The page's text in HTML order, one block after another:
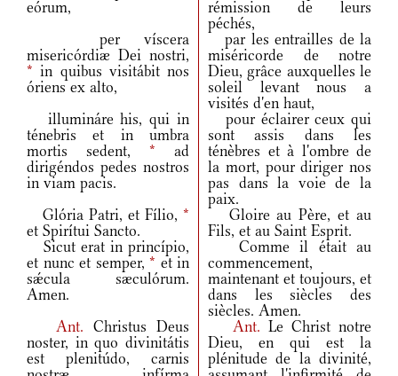
eórum,
rémission de leurs
péchés,
per víscera
misericórdiæ Dei nostri,
* in quibus visitábit nos
óriens ex alto,
par les entrailles de la
miséricorde de notre
Dieu, grâce auxquelles le
soleil levant nous a
visités d'en haut,
illumináre his, qui in
ténebris et in umbra
mortis sedent, * ad
dirigéndos pedes nostros
in viam pacis.
pour éclairer ceux qui
sont assis dans les
ténèbres et à l'ombre de
la mort, pour diriger nos
pas dans la voie de la
paix.
Glória Patri, et Fílio, *
et Spirítui Sancto.
Gloire au Père, et au
Fils, et au Saint Esprit.
Sicut erat in princípio,
et nunc et semper, * et in
sǽcula sæculórum.
Amen.
Comme il était au
commencement,
maintenant et toujours, et
dans les siècles des
siècles. Amen.
Ant. Christus Deus
noster, in quo divinitátis
est plenitúdo, carnis
Ant. Le Christ notre
Dieu, en qui est la
plénitude de la divinité,